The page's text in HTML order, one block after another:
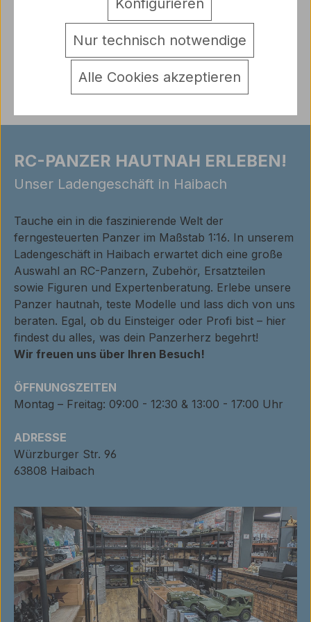
Warnhinweise
Bewertungen
RC-PANZER HAUTNAH ERLEBEN!
Unser Ladengeschäft in Haibach
Tauche ein in die faszinierende Welt der
ferngesteuerten Panzer im Maßstab 1:16. In unserem
Ladengeschäft in Haibach erwartet dich eine große
Auswahl an RC-Panzern, Zubehör, Ersatzteilen
sowie Figuren und Expertenberatung. Erlebe unsere
Panzer hautnah, teste Modelle und lass dich von uns
beraten. Egal, ob du Einsteiger oder Profi bist – hier
findest du alles, was dein Panzerherz begehrt!
Wir freuen uns über Ihren Besuch!
ÖFFNUNGSZEITEN
Montag – Freitag: 09:00 - 12:30 & 13:00 - 17:00 Uhr
ADRESSE
Würzburger Str. 96
63808 Haibach
Nur technisch notwendige
Alle Cookies akzeptieren